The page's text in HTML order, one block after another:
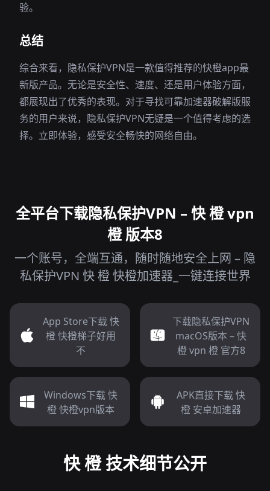
验。
总结
综合来看，隐私保护VPN是一款值得推荐的快橙app最
新版产品。无论是安全性、速度、还是用户体验方面，
都展现出了优秀的表现。对于寻找可靠加速器破解版服
务的用户来说，隐私保护VPN无疑是一个值得考虑的选
择。立即体验，感受安全畅快的网络自由。
全平台下载隐私保护VPN – 快 橙 vpn
橙 版本8
一个账号，全端互通，随时随地安全上网 – 隐
私保护VPN 快 橙 快橙加速器_一键连接世界
App Store下载 快
橙 快橙梯子好用
不
下载隐私保护VPN
macOS版本 – 快
橙 vpn 橙 官方8
Windows下载 快
橙 快橙vpn版本
APK直接下载 快
橙 安卓加速器
快 橙 技术细节公开